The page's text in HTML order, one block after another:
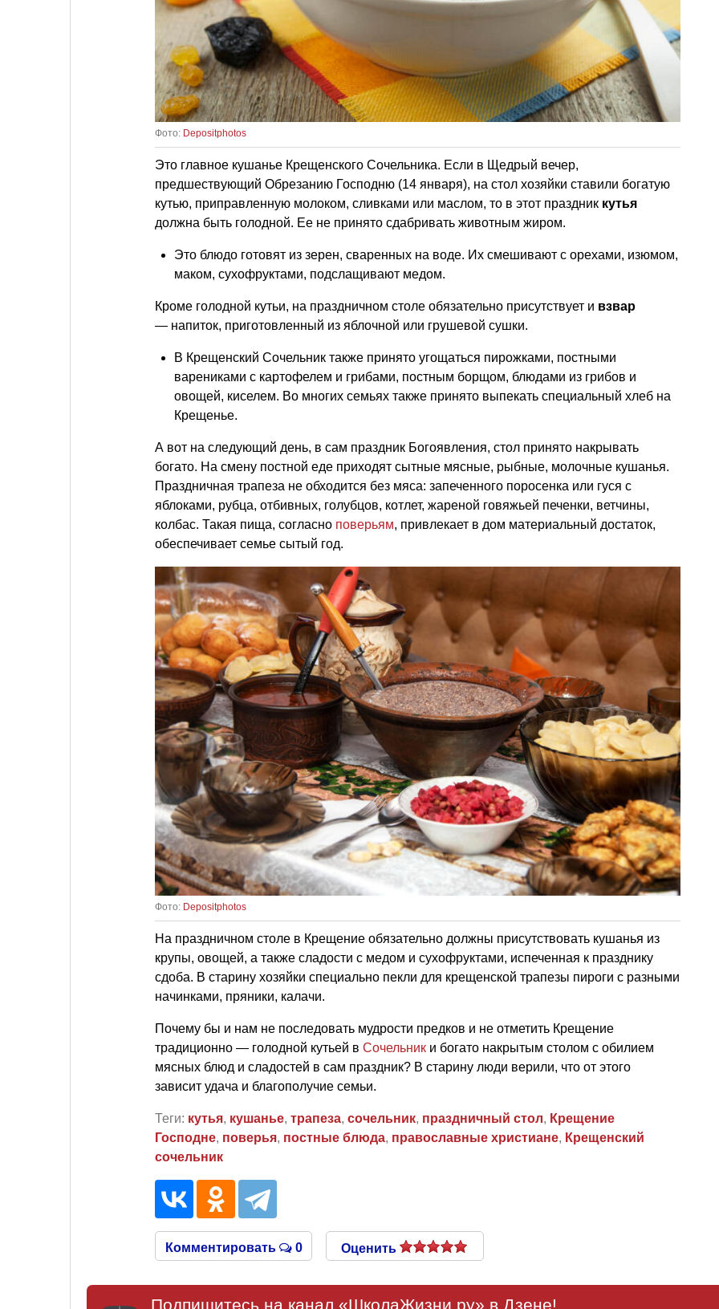
Фото: Depositphotos
Это главное кушанье Крещенского Сочельника. Если в Щедрый вечер,
предшествующий Обрезанию Господню (14 января), на стол хозяйки ставили богатую
кутью, приправленную молоком, сливками или маслом, то в этот праздник кутья
должна быть голодной. Ее не принято сдабривать животным жиром.
Это блюдо готовят из зерен, сваренных на воде. Их смешивают с орехами, изюмом,
маком, сухофруктами, подслащивают медом.
Кроме голодной кутьи, на праздничном столе обязательно присутствует и взвар
— напиток, приготовленный из яблочной или грушевой сушки.
В Крещенский Сочельник также принято угощаться пирожками, постными
варениками с картофелем и грибами, постным борщом, блюдами из грибов и
овощей, киселем. Во многих семьях также принято выпекать специальный хлеб на
Крещенье.
А вот на следующий день, в сам праздник Богоявления, стол принято накрывать
богато. На смену постной еде приходят сытные мясные, рыбные, молочные кушанья.
Праздничная трапеза не обходится без мяса: запеченного поросенка или гуся с
яблоками, рубца, отбивных, голубцов, котлет, жареной говяжьей печенки, ветчины,
колбас. Такая пища, согласно поверьям, привлекает в дом материальный достаток,
обеспечивает семье сытый год.
Фото: Depositphotos
На праздничном столе в Крещение обязательно должны присутствовать кушанья из
крупы, овощей, а также сладости с медом и сухофруктами, испеченная к празднику
сдоба. В старину хозяйки специально пекли для крещенской трапезы пироги с разными
начинками, пряники, калачи.
Почему бы и нам не последовать мудрости предков и не отметить Крещение
традиционно — голодной кутьей в Сочельник и богато накрытым столом с обилием
мясных блюд и сладостей в сам праздник? В старину люди верили, что от этого
зависит удача и благополучие семьи.
Теги: кутья, кушанье, трапеза, сочельник, праздничный стол, Крещение
Господне, поверья, постные блюда, православные христиане, Крещенский
сочельник
Комментировать 0 Оценить
Подпишитесь на канал «ШколаЖизни.ру» в Дзене!